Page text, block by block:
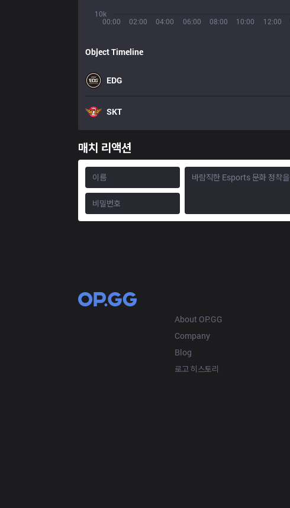
00:00 02:00 04:00 06:00 08:00 10:00 12:00
10k
Object Timeline
EDG
SKT
매치 리액션
About OP.GG
Company
Blog
로고 히스토리